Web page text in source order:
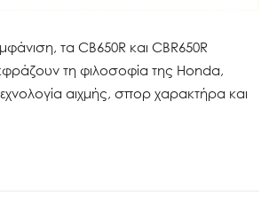
τα CB650R και CBR650R
τη φιλοσοφία της Honda,
αιχμής, σπορ χαρακτήρα και